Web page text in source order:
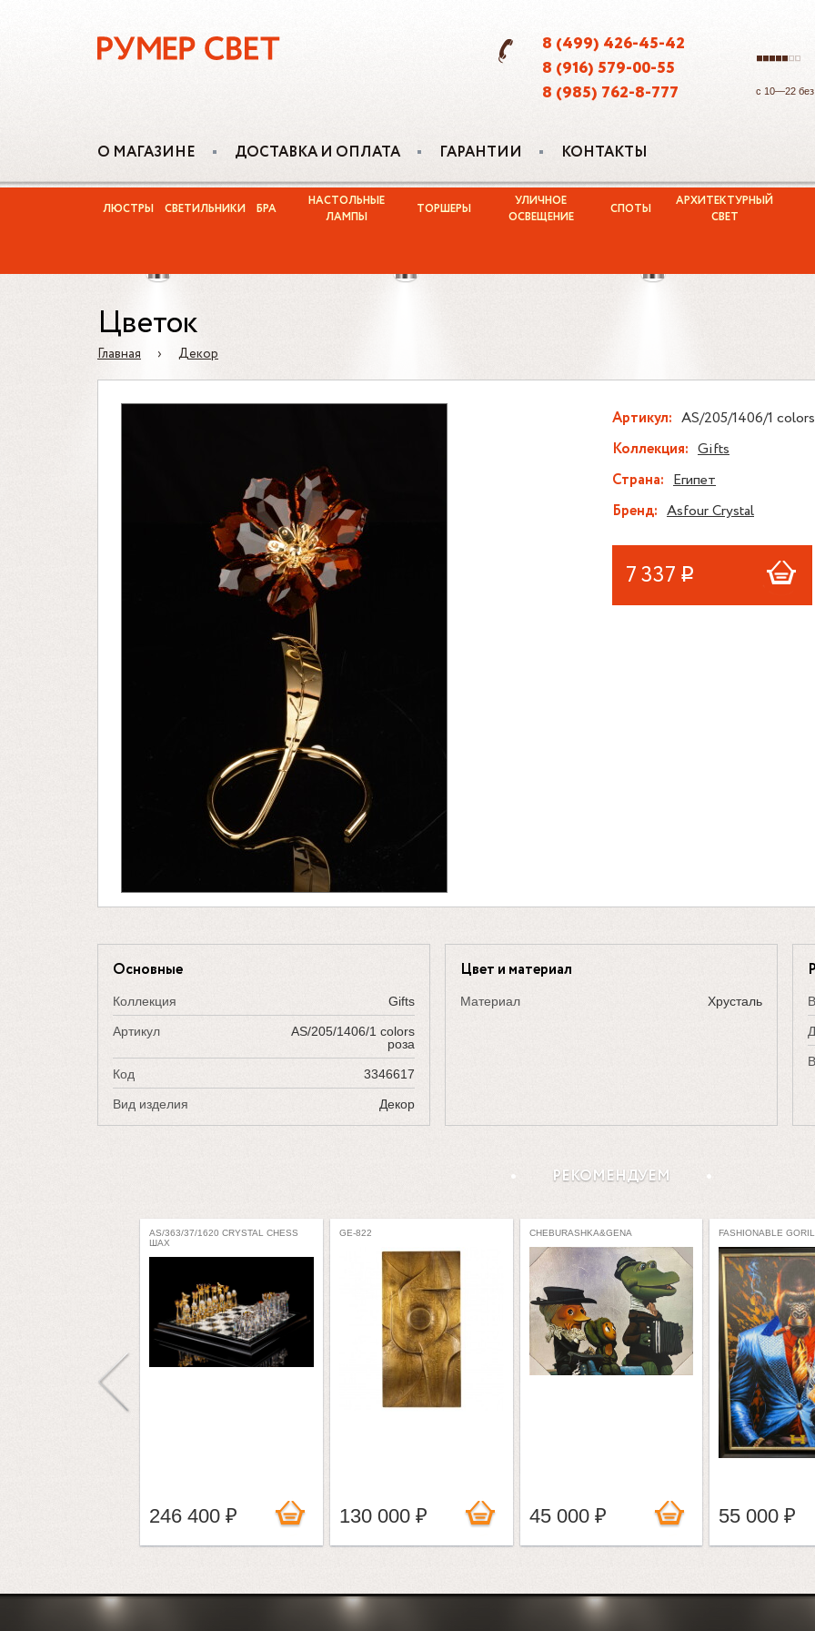
8 (499) 426-45-42
8 (916) 579-00-55
8 (985) 762-8-777
с 10—22
О МАГАЗИНЕ ДОСТАВКА И ОПЛАТА ГАРАНТИИ КОНТАКТЫ
ЛЮСТРЫ СВЕТИЛЬНИКИ БРА
НАСТОЛЬНЫЕ
ЛАМПЫ
ТОРШЕРЫ
УЛИЧНОЕ
ОСВЕЩЕНИЕ
СПОТЫ
АРХИТЕКТУРНЫЙ
СВЕТ
Цветок
Главная › Декор
Артикул: AS/205/1406/1
Коллекция: Gifts
Страна: Египет
Бренд: Asfour Crystal
7 337 Р
Основные
Коллекция Gifts
Артикул
AS/205/1406/1 colors
роза
Код 3346617
Вид изделия Декор
Цвет и материал
Материал Хрусталь
РЕКОМЕНДУЕМ
AS/363/37/1620 CRYSTAL CHESS
ШАХ
246 400 ₽
GE-822
130 000 ₽
CHEBURASHKA&GENA
45 000 ₽
FASHIONABLE
55 000 ₽